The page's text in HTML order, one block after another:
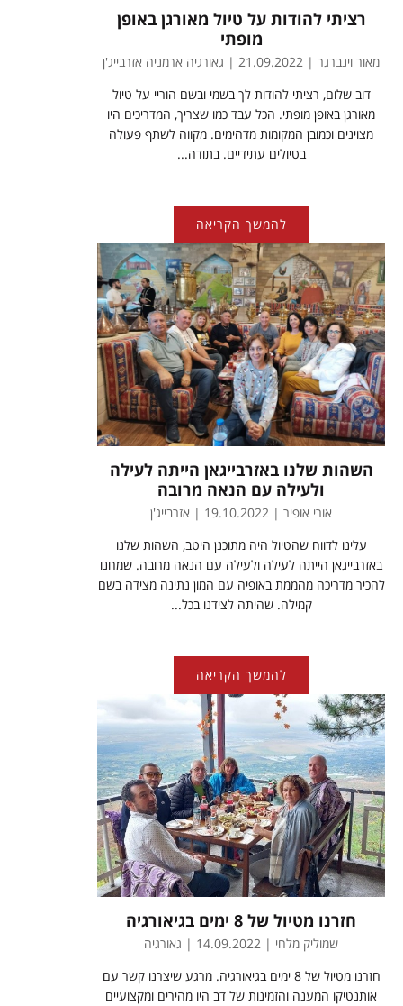
רציתי להודות על טיול מאורגן באופן
מופתי
מאור וינברגר | 21.09.2022 | גאורגיה ארמניה אזרבייג'ן
דוב שלום, רציתי להודות לך בשמי ובשם הוריי על טיול
מאורגן באופן מופתי. הכל עבד כמו שצריך, המדריכים היו
מצוינים וכמובן המקומות מדהימים. מקווה לשתף פעולה
בטיולים עתידיים. בתודה...
להמשך הקריאה
השהות שלנו באזרבייגאן הייתה לעילה
ולעילה עם הנאה מרובה
אורי אופיר | 19.10.2022 | אזרבייג'ן
עלינו לדווח שהטיול היה מתוכנן היטב, השהות שלנו
באזרבייגאן הייתה לעילה ולעילה עם הנאה מרובה. שמחנו
להכיר מדריכה מהממת באופיה עם המון נתינה מצידה בשם
קמילה. שהיתה לצידנו בכל...
להמשך הקריאה
חזרנו מטיול של 8 ימים בגיאורגיה
שמוליק מלחי | 14.09.2022 | גאורגיה
חזרנו מטיול של 8 ימים בגיאורגיה. מרגע שיצרנו קשר עם
אותנטיקו המענה והזמינות של דב היו מהירים ומקצועיים